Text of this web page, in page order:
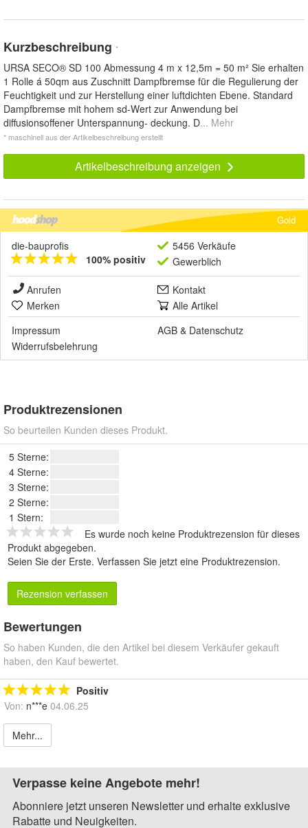
Kurzbeschreibung *
URSA SECO® SD 100 Abmessung 4 m x 12,5m = 50 m² Sie erhalten
1 Rolle á 50qm aus Zuschnitt Dampfbremse für die Regulierung der
Feuchtigkeit und zur Herstellung einer luftdichten Ebene. Standard
Dampfbremse mit hohem sd-Wert zur Anwendung bei
diffusionsoffener Unterspannung- deckung. D... Mehr
* maschinell aus der Artikelbeschreibung erstellt
Artikelbeschreibung anzeigen
Gold
die-bauprofis
100% positiv
5456 Verkäufe
Gewerblich
Anrufen
Kontakt
Merken
Alle Artikel
Impressum
AGB & Datenschutz
Widerrufsbelehrung
Produktrezensionen
So beurteilen Kunden dieses Produkt.
5 Sterne:
4 Sterne:
3 Sterne:
2 Sterne:
1 Stern:
Es wurde noch keine Produktrezension für dieses
Produkt abgegeben.
Seien Sie der Erste. Verfassen Sie jetzt eine Produktrezension.
Rezension verfassen
Bewertungen
So haben Kunden, die den Artikel bei diesem Verkäufer gekauft
haben, den Kauf bewertet.
Positiv
Von: n***e 04.06.25
Mehr...
Verpasse keine Angebote mehr!
Abonniere jetzt unseren Newsletter und erhalte exklusive
Rabatte und Neuigkeiten.